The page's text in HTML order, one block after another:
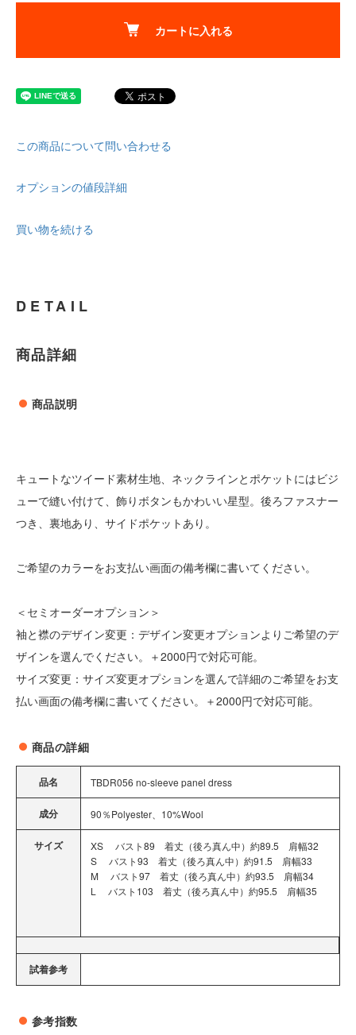
カートに入れる
この商品について問い合わせる
オプションの値段詳細
買い物を続ける
DETAIL
商品詳細
商品説明
キュートなツイード素材生地、ネックラインとポケットにはビジ
ューで縫い付けて、飾りボタンもかわいい星型。後ろファスナー
つき、裏地あり、サイドポケットあり。
ご希望のカラーをお支払い画面の備考欄に書いてください。
＜セミオーダーオプション＞
袖と襟のデザイン変更：デザイン変更オプションよりご希望のデ
ザインを選んでください。＋2000円で対応可能。
サイズ変更：サイズ変更オプションを選んで詳細のご希望をお支
払い画面の備考欄に書いてください。＋2000円で対応可能。
商品の詳細
品名 TBDR056 no-sleeve panel dress
成分 90％Polyester、10%Wool
サイズ
XS バスト89 着丈（後ろ真ん中）約89.5 肩幅32
S バスト93 着丈（後ろ真ん中）約91.5 肩幅33
M バスト97 着丈（後ろ真ん中）約93.5 肩幅34
L バスト103 着丈（後ろ真ん中）約95.5 肩幅35
試着参考
参考指数